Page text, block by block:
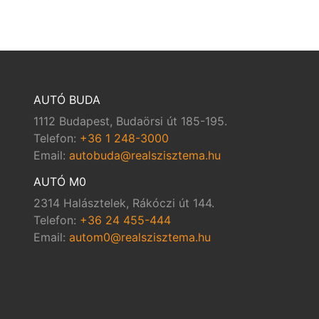
AUTÓ BUDA
1112 Budapest, Budaörsi út 185-195.
Telefon: +36 1 248-3000
Email: autobuda@realszisztema.hu
AUTÓ M0
2314 Halásztelek, Rákóczi út 144.
Telefon: +36 24 455-444
Email: autom0@realszisztema.hu